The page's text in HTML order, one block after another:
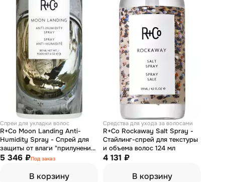
Спреи для укладки волос
R+Co Moon Landing Anti-
Humidity Spray - Спрей для
защиты от влаги "прилунение"
180 мл
5 346 ₽Под заказ
В корзину
Средства для ухода за волосами
R+Co Rockaway Salt Spray -
Стайлинг-спрей для текстуры
и объема волос 124 мл
4 131 ₽
В корзину